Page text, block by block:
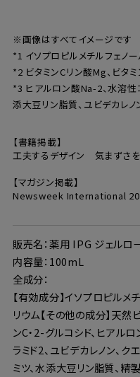
※画像はすべてイメージです
*1 イソプロピルメチルフェノ
*2 ビタミンCリン酸Mg、ビタミ
*3 ヒアルロン酸Na-2、水溶性
添大豆リン脂質、ユビデカレノ
【書籍掲載】
工夫するデザイン 気まずさ
【マガジン掲載】
Newsweek International
販売名：薬用 IPG ジェルロ
内容量：100mL
全成分：
【有効成分】イソプロピルメ
リウム【その他の成分】天然
ンC・2-グルコシド、ヒアル
ラミド2、ユビデカレノン、ク
ミツ、水添大豆リン脂質、精